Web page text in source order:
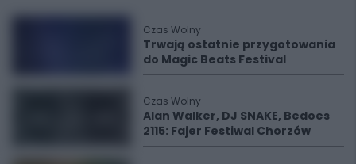
Czas Wolny
Trwają ostatnie przygotowania
do Magic Beats Festival
Czas Wolny
Alan Walker, DJ SNAKE, Bedoes
2115: Fajer Festiwal Chorzów